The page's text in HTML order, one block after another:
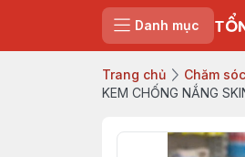
Danh mục
Trang chủ Chăm
KEM CHỐNG NẮNG